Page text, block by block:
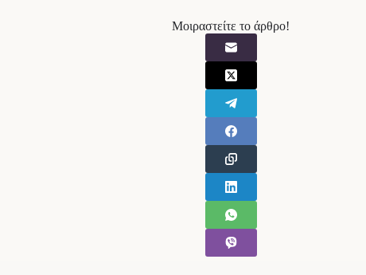
Μοιραστείτε το άρθρο!